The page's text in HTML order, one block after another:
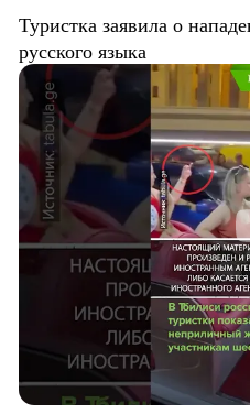
Туристка заявила о
русского языка